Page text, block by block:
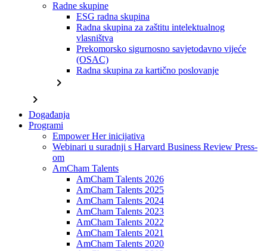
Radne skupine
ESG radna skupina
Radna skupina za zaštitu intelektualnog
vlasništva
Prekomorsko sigurnosno savjetodavno vijeće
(OSAC)
Radna skupina za kartično poslovanje
chevron_right
chevron_right
Događanja
Programi
Empower Her inicijativa
Webinari u suradnji s Harvard Business Review Press-
om
AmCham Talents
AmCham Talents 2026
AmCham Talents 2025
AmCham Talents 2024
AmCham Talents 2023
AmCham Talents 2022
AmCham Talents 2021
AmCham Talents 2020